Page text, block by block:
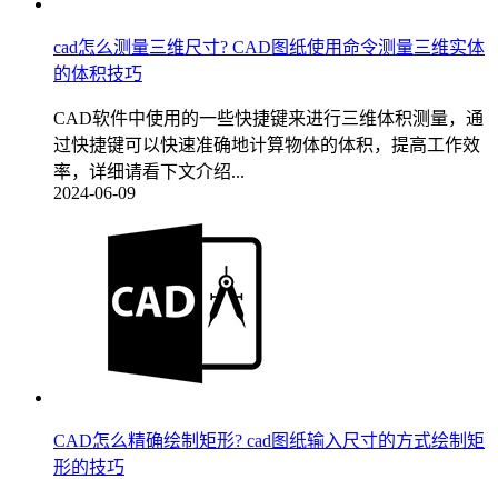
cad怎么测量三维尺寸? CAD图纸使用命令测量三维实体
的体积技巧
CAD软件中使用的一些快捷键来进行三维体积测量，通
过快捷键可以快速准确地计算物体的体积，提高工作效
率，详细请看下文介绍...
2024-06-09
CAD怎么精确绘制矩形? cad图纸输入尺寸的方式绘制矩
形的技巧